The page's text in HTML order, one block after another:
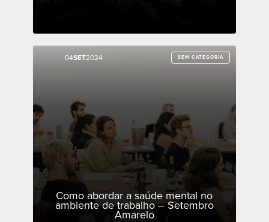
04SET2024 SEM CATEGORIA
Como abordar a saúde mental no
ambiente de trabalho – Setembro
Amarelo
04SET2024 SEM CATEGORIA